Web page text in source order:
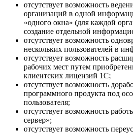
отсутствует возможность
организаций в одной
«одного окна» (для каждой
создание отдельной
отсутствует возможность
нескольких пользователей в
отсутствует возможность
рабочих мест путем
клиентских лицензий 1С;
отсутствует возможность
программного продукта под
пользователя;
отсутствует возможность
сервер»;
отсутствует возможность